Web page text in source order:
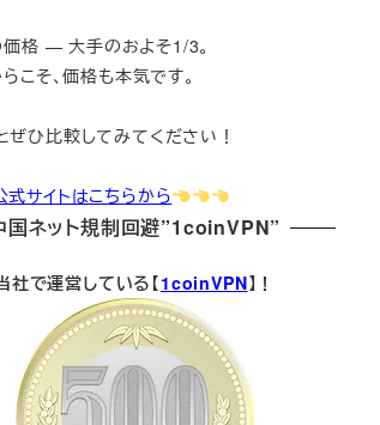
格 — 大手のおよそ1/3。
こそ、価格も本気です。
ぜひ比較してみてください！
式サイトはこちらから
国ネット規制回避”1coinVPN”
社で運営している【1coinVPN】！